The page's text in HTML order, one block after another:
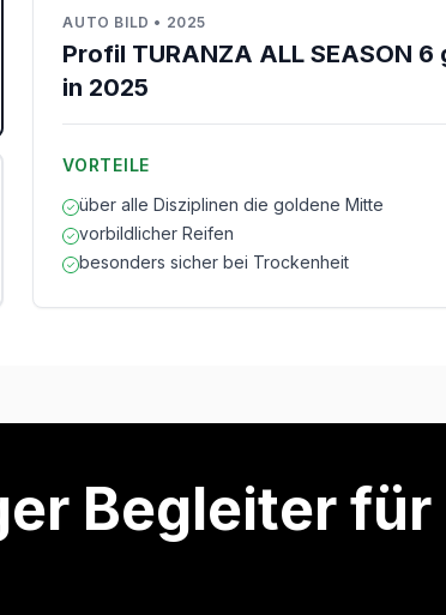
AUTO BILD • 2025
Profil TURANZA ALL SEASON
in 2025
VORTEILE
über alle Disziplinen die goldene Mitte
vorbildlicher Reifen
besonders sicher bei Trockenheit
Begleiter